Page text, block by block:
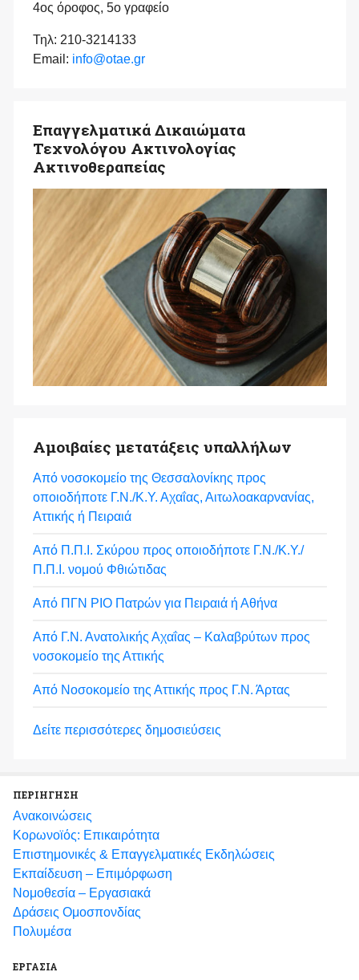
4ος όροφος, 5ο γραφείο
Τηλ: 210-3214133
Email: info@otae.gr
Επαγγελματικά Δικαιώματα
Τεχνολόγου Ακτινολογίας
Ακτινοθεραπείας
Αμοιβαίες μετατάξεις υπαλλήλων
Από νοσοκομείο της Θεσσαλονίκης προς
οποιοδήποτε Γ.Ν./Κ.Υ. Αχαΐας, Αιτωλοακαρνανίας,
Αττικής ή Πειραιά
Από Π.Π.Ι. Σκύρου προς οποιοδήποτε Γ.Ν./Κ.Υ./
Π.Π.Ι. νομού Φθιώτιδας
Από ΠΓΝ ΡΙΟ Πατρών για Πειραιά ή Αθήνα
Από Γ.Ν. Ανατολικής Αχαΐας – Καλαβρύτων προς
νοσοκομείο της Αττικής
Από Νοσοκομείο της Αττικής προς Γ.Ν. Άρτας
Δείτε περισσότερες δημοσιεύσεις
ΠΕΡΙΗΓΗΣΗ
Ανακοινώσεις
Κορωνοϊός: Επικαιρότητα
Eπιστημονικές & Επαγγελματικές Eκδηλώσεις
Εκπαίδευση – Επιμόρφωση
Νομοθεσία – Εργασιακά
Δράσεις Ομοσπονδίας
Πολυμέσα
ΕΡΓΑΣΙΑ